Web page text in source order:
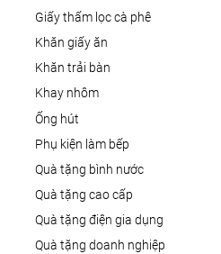
giấy thấm lọc cà phê
khăn giấy ăn
khăn trải bàn
khay nhôm
ống hút
phụ kiện làm bếp
quà tặng bình nước
quà tặng cao cấp
quà tặng điện gia dụng
quà tặng doanh nghiệp